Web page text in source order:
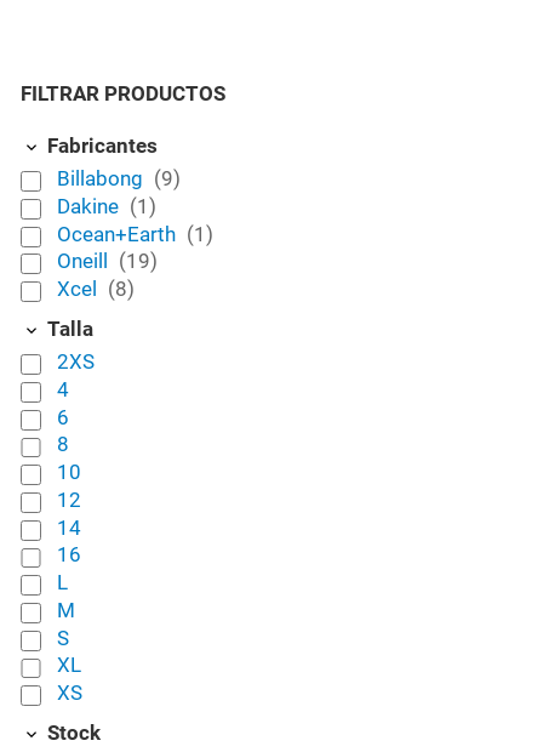
FILTRAR PRODUCTOS
Fabricantes
Billabong (9)
Dakine (1)
Ocean+Earth (1)
Oneill
(19)
Xcel
(8)
Talla
2XS
4
6
8
10
12
14
16
L
M
S
XL
XS
Stock